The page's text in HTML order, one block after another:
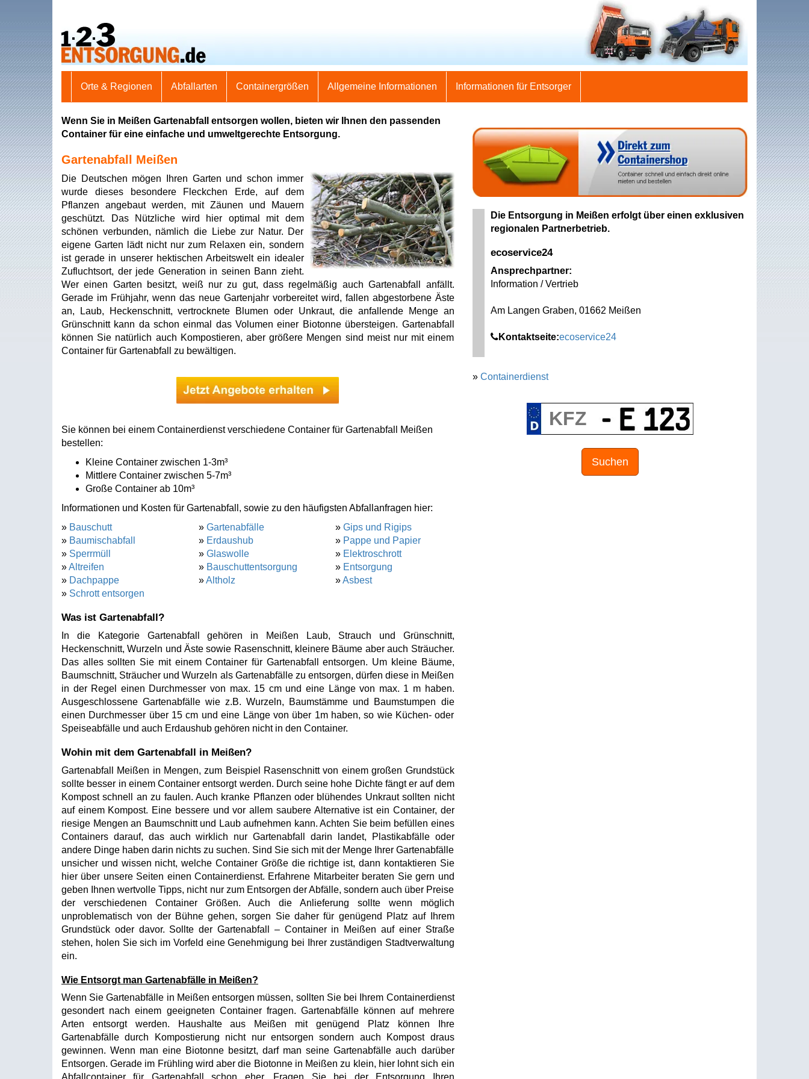
Orte & Regionen Abfallarten Containergrößen Allgemeine Informationen Informationen für Entsorger
Wenn Sie in Meißen Gartenabfall entsorgen wollen, bieten wir Ihnen den passenden
Container für eine einfache und umweltgerechte Entsorgung.
Gartenabfall Meißen
Die Deutschen mögen Ihren Garten und schon immer
wurde dieses besondere Fleckchen Erde, auf dem
Pflanzen angebaut werden, mit Zäunen und Mauern
geschützt. Das Nützliche wird hier optimal mit dem
schönen verbunden, nämlich die Liebe zur Natur. Der
eigene Garten lädt nicht nur zum Relaxen ein, sondern
ist gerade in unserer hektischen Arbeitswelt ein idealer
Zufluchtsort, der jede Generation in seinen Bann zieht.
Wer einen Garten besitzt, weiß nur zu gut, dass regelmäßig auch Gartenabfall anfällt.
Gerade im Frühjahr, wenn das neue Gartenjahr vorbereitet wird, fallen abgestorbene Äste
an, Laub, Heckenschnitt, vertrocknete Blumen oder Unkraut, die anfallende Menge an
Grünschnitt kann da schon einmal das Volumen einer Biotonne übersteigen. Gartenabfall
können Sie natürlich auch Kompostieren, aber größere Mengen sind meist nur mit einem
Container für Gartenabfall zu bewältigen.
Sie können bei einem Containerdienst verschiedene Container für Gartenabfall Meißen
bestellen:
Kleine Container zwischen 1-3m³
Mittlere Container zwischen 5-7m³
Große Container ab 10m³
Informationen und Kosten für Gartenabfall, sowie zu den häufigsten Abfallanfragen hier:
» Bauschutt
» Baumischabfall
» Sperrmüll
»Altreifen
» Dachpappe
» Schrott entsorgen
» Gartenabfälle
» Erdaushub
» Glaswolle
» Bauschuttentsorgung
»Altholz
» Gips und Rigips
» Pappe und Papier
» Elektroschrott
» Entsorgung
»Asbest
Was ist Gartenabfall?
In die Kategorie Gartenabfall gehören in Meißen Laub, Strauch und Grünschnitt,
Heckenschnitt, Wurzeln und Äste sowie Rasenschnitt, kleinere Bäume aber auch Sträucher.
Das alles sollten Sie mit einem Container für Gartenabfall entsorgen. Um kleine Bäume,
Baumschnitt, Sträucher und Wurzeln als Gartenabfälle zu entsorgen, dürfen diese in Meißen
in der Regel einen Durchmesser von max. 15 cm und eine Länge von max. 1 m haben.
Ausgeschlossene Gartenabfälle wie z.B. Wurzeln, Baumstämme und Baumstumpen die
einen Durchmesser über 15 cm und eine Länge von über 1m haben, so wie Küchen- oder
Speiseabfälle und auch Erdaushub gehören nicht in den Container.
Wohin mit dem Gartenabfall in Meißen?
Gartenabfall Meißen in Mengen, zum Beispiel Rasenschnitt von einem großen Grundstück
sollte besser in einem Container entsorgt werden. Durch seine hohe Dichte fängt er auf dem
Kompost schnell an zu faulen. Auch kranke Pflanzen oder blühendes Unkraut sollten nicht
auf einem Kompost. Eine bessere und vor allem saubere Alternative ist ein Container, der
riesige Mengen an Baumschnitt und Laub aufnehmen kann. Achten Sie beim befüllen eines
Containers darauf, das auch wirklich nur Gartenabfall darin landet, Plastikabfälle oder
andere Dinge haben darin nichts zu suchen. Sind Sie sich mit der Menge Ihrer Gartenabfälle
unsicher und wissen nicht, welche Container Größe die richtige ist, dann kontaktieren Sie
hier über unsere Seiten einen Containerdienst. Erfahrene Mitarbeiter beraten Sie gern und
geben Ihnen wertvolle Tipps, nicht nur zum Entsorgen der Abfälle, sondern auch über Preise
der verschiedenen Container Größen. Auch die Anlieferung sollte wenn möglich
unproblematisch von der Bühne gehen, sorgen Sie daher für genügend Platz auf Ihrem
Grundstück oder davor. Sollte der Gartenabfall – Container in Meißen auf einer Straße
stehen, holen Sie sich im Vorfeld eine Genehmigung bei Ihrer zuständigen Stadtverwaltung
ein.
Wie Entsorgt man Gartenabfälle in Meißen?
Wenn Sie Gartenabfälle in Meißen entsorgen müssen, sollten Sie bei Ihrem Containerdienst
gesondert nach einem geeigneten Container fragen. Gartenabfälle können auf mehrere
Arten entsorgt werden. Haushalte aus Meißen mit genügend Platz können Ihre
Gartenabfälle durch Kompostierung nicht nur entsorgen sondern auch Kompost draus
gewinnen. Wenn man eine Biotonne besitzt, darf man seine Gartenabfälle auch darüber
Entsorgen. Gerade im Frühling wird aber die Biotonne in Meißen zu klein, hier lohnt sich ein
Abfallcontainer für Gartenabfall schon eher. Fragen Sie bei der Entsorgung Ihren
Die Entsorgung in Meißen erfolgt über einen exklusiven
regionalen Partnerbetrieb.
ecoservice24
Ansprechpartner:
Information / Vertrieb
Am Langen Graben, 01662 Meißen
Kontaktseite:ecoservice24
» Containerdienst
Suchen